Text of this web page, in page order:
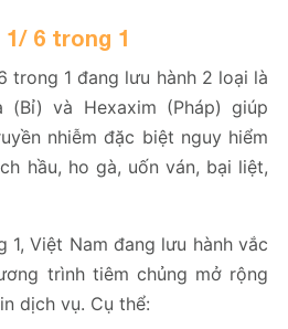
6 trong 1
trong 1 đang lưu hành 2 loại là
(Bỉ) và Hexaxim (Pháp) giúp
nhiễm đặc biệt nguy hiểm
hầu, ho gà, uốn ván, bại liệt,
Việt Nam đang lưu hành vắc
trình tiêm chủng mở rộng
dịch vụ. Cụ thể: